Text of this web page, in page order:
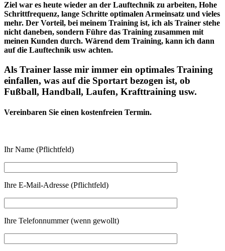
Ziel war es heute wieder an der Lauftechnik zu arbeiten, Hohe
Schrittfrequenz, lange Schritte optimalen Armeinsatz und vieles
mehr. Der Vorteil, bei meinem Training ist, ich als Trainer stehe
nicht daneben, sondern Führe das Training zusammen mit
meinen Kunden durch. Wärend dem Training, kann ich dann
auf die Lauftechnik usw achten.
Als Trainer lasse mir immer ein optimales Training
einfallen, was auf die Sportart bezogen ist, ob
Fußball, Handball, Laufen, Krafttraining usw.
Vereinbaren Sie einen kostenfreien Termin.
Ihr Name (Pflichtfeld)
Ihre E-Mail-Adresse (Pflichtfeld)
Ihre Telefonnummer (wenn gewollt)